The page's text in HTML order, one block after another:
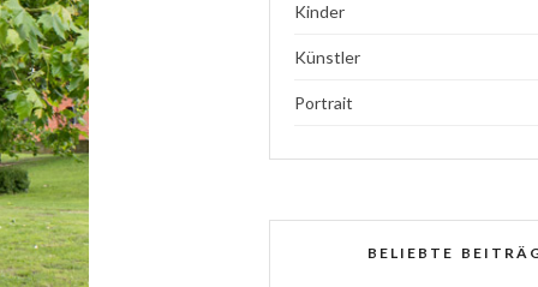
Kinder
Künstler
Portrait
BELIEBTE